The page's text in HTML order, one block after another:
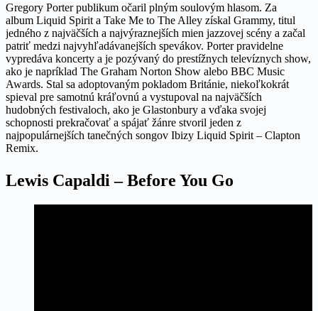
Gregory Porter publikum očaril plným soulovým hlasom. Za
album Liquid Spirit a Take Me to The Alley získal Grammy, titul
jedného z najväčších a najvýraznejších mien jazzovej scény a začal
patriť medzi najvyhľadávanejších spevákov. Porter pravidelne
vypredáva koncerty a je pozývaný do prestížnych televíznych show,
ako je napríklad The Graham Norton Show alebo BBC Music
Awards. Stal sa adoptovaným pokladom Británie, niekoľkokrát
spieval pre samotnú kráľovnú a vystupoval na najväčších
hudobných festivaloch, ako je Glastonbury a vďaka svojej
schopnosti prekračovať a spájať žánre stvoril jeden z
najpopulárnejších tanečných songov Ibizy Liquid Spirit – Clapton
Remix.
Lewis Capaldi – Before You Go